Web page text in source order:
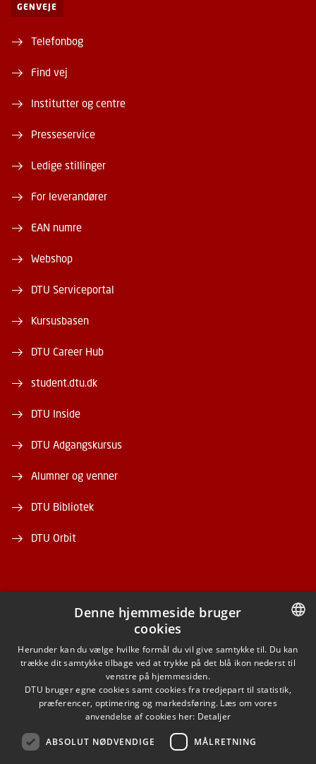
GENVEJE
Telefonbog
Find vej
Institutter og centre
Presseservice
Ledige stillinger
For leverandører
EAN numre
Webshop
DTU Serviceportal
Kursusbasen
DTU Career Hub
student.dtu.dk
DTU Inside
DTU Adgangskursus
Alumner og venner
DTU Bibliotek
DTU Orbit
FACEBOOK
INSTAGRAM
LINKEDIN
YOUTUBE
DANISH
ENGLISH
Denne hjemmeside bruger
cookies
Herunder kan du vælge hvilke formål du vil give samtykke til. Du kan
trække dit samtykke tilbage ved at trykke på det blå ikon nederst til
venstre på hjemmesiden.
DTU bruger egne cookies samt cookies fra tredjepart til statistik,
præferencer, optimering og markedsføring. Læs om vores
anvendelse af cookies her: Detaljer
ABSOLUT NØDVENDIGE MÅLRETNING